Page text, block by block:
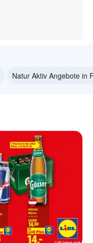
Natur Aktiv Angebote in